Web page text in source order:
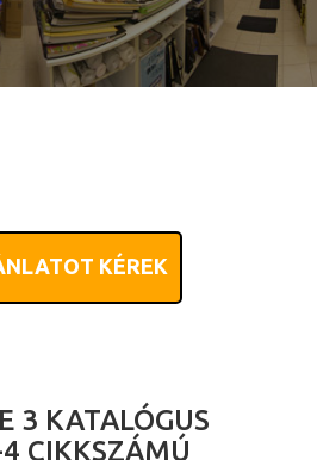
KÉREK
3 KATALÓGUS
CIKKSZÁMÚ